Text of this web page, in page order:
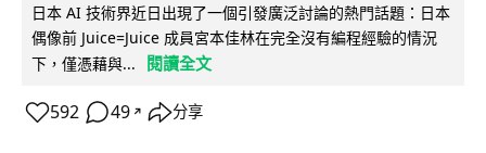
日本 AI 技術界近日出現了一個引發廣泛討論的熱門話題：日本
偶像前 Juice=Juice 成員宮本佳林在完全沒有編程經驗的情況
下，僅憑藉與...
閱讀全文
592 49 ↗ 分享